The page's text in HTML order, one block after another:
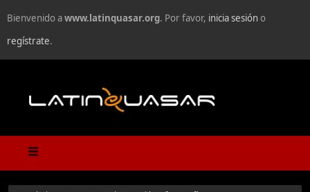
Bienvenido awww.latinquasar.org. Por favor, inicia sesióno
regístrate.